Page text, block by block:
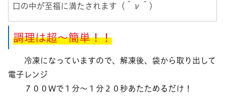
口の中が至福に満たされます（＾ν＾）
調理は超〜簡単！！
冷凍になっていますので、解凍後、袋から取り出して
電子レンジ
７００Wで１分〜１分２０秒あたためるだけ！